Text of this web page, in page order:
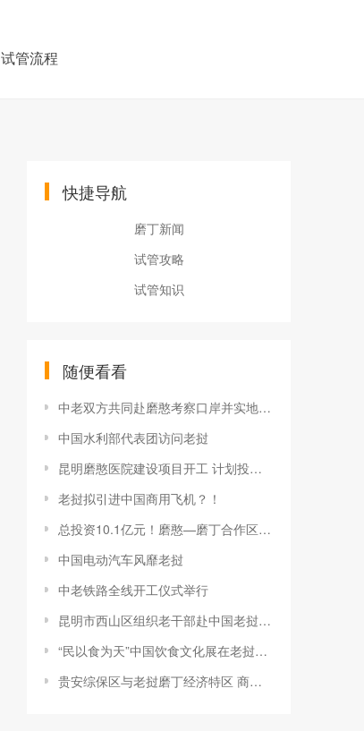
试管流程
快捷导航
磨丁新闻
试管攻略
试管知识
随便看看
中老双方共同赴磨憨考察口岸并实地核线
中国水利部代表团访问老挝
昆明磨憨医院建设项目开工 计划投资19742.14万元
老挝拟引进中国商用飞机？！
总投资10.1亿元！磨憨—磨丁合作区二季度重点项目集中开工
中国电动汽车风靡老挝
中老铁路全线开工仪式举行
昆明市西山区组织老干部赴中国老挝磨憨——磨丁经济合作区调研考察
“民以食为天”中国饮食文化展在老挝国立大学孔子学院举办
贵安综保区与老挝磨丁经济特区 商谈合作